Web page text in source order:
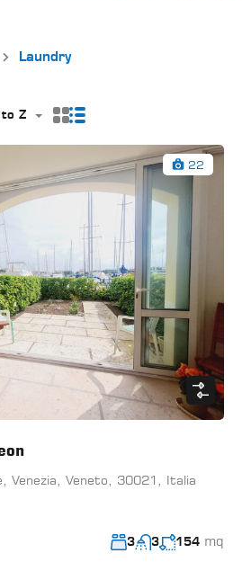
Laundry
to Z
22
Venezia, Veneto, 30021, Italia
3 3 154 mq